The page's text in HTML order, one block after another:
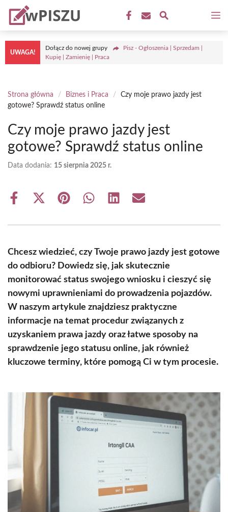
Przejdź
treści
UWAGA!
Dołącz do nowej grupy
Pisz - Ogłoszenia | Sprzedam |
Kupię | Zamienię | Praca
Strona główna / Biznes i Praca /
Czy moje prawo jazdy jest
gotowe? Sprawdź status online
Czy moje prawo jazdy jest
gotowe? Sprawdź status online
Data dodania: 15 sierpnia 2025 r.
Share
Share
(Twitter)
Share Share Share Share
Chcesz wiedzieć, czy Twoje prawo jazdy jest gotowe
do odbioru? Dowiedz się, jak skutecznie
monitorować status swojego wniosku i cieszyć się
nowymi uprawnieniami do prowadzenia pojazdów.
W naszym artykule znajdziesz praktyczne
informacje na temat procedur związanych z
uzyskaniem prawa jazdy oraz łatwe sposoby na
sprawdzenie jego statusu online, jak również
kluczowe terminy, które pomogą Ci w tym procesie.